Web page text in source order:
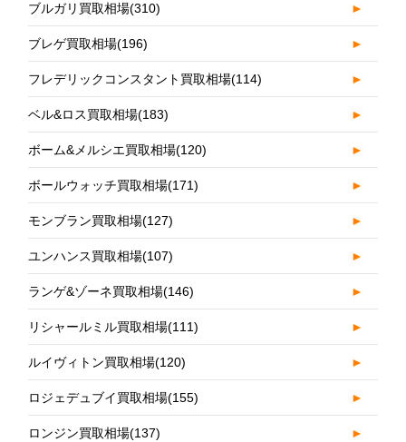
ブルガリ買取相場(310) ►
ブレゲ買取相場(196) ►
フレデリックコンスタント買取相場(114) ►
ベル&ロス買取相場(183) ►
ボーム&メルシエ買取相場(120) ►
ボールウォッチ買取相場(171) ►
モンブラン買取相場(127) ►
ユンハンス買取相場(107) ►
ランゲ&ゾーネ買取相場(146) ►
リシャールミル買取相場(111) ►
ルイヴィトン買取相場(120) ►
ロジェデュブイ買取相場(155) ►
ロンジン買取相場(137) ►